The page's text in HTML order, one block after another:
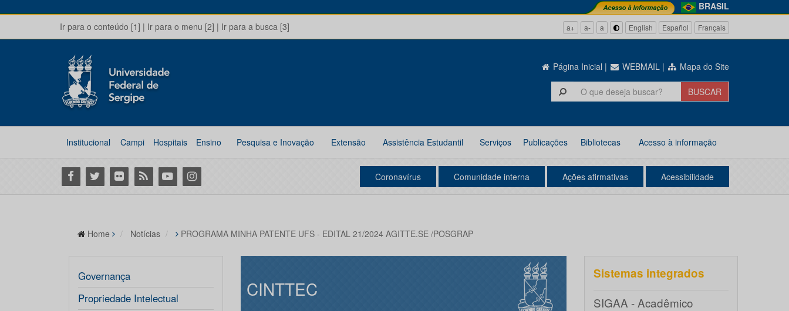
BRASIL
Ir para o conteúdo [1] | Ir para o menu [2] | Ir para a busca [3] a+ a- a English Español Français
Página Inicial | WEBMAIL | Mapa do Site
Institucional Campi Hospitais Ensino Pesquisa e Inovação Extensão Assistência Estudantil Serviços Publicações Bibliotecas Acesso à informação
Facebook
Twitter Flickr RSS YoutubeInstagram Coronavírus Comunidade interna Ações afirmativas Acessibilidade
Home Notícias PROGRAMA MINHA PATENTE UFS - EDITAL 21/2024 AGITTE.SE /POSGRAP
Governança
Propriedade Intelectual
CINTTEC
Sistemas integrados
SIGAA - Acadêmico